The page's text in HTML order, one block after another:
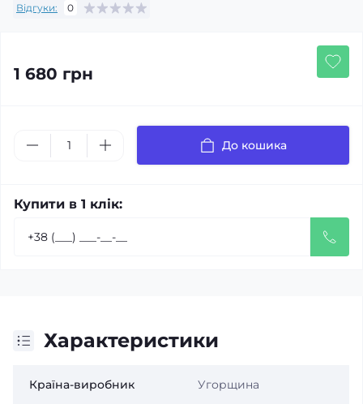
Відгуки: 0
1 680 грн
До кошика
Купити в 1 клік:
Характеристики
Країна-виробник Угорщина